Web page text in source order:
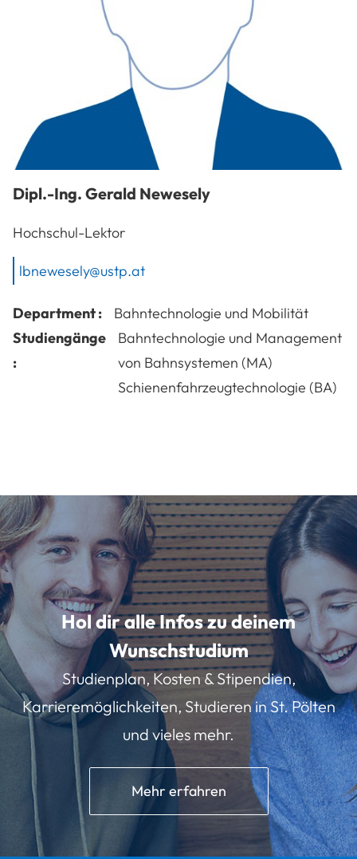
Dipl.-Ing. Gerald Newesely
Hochschul-Lektor
lbnewesely@ustp.at
Department :
Bahntechnologie und Mobilität
Studiengänge
:
Bahntechnologie und Management
von Bahnsystemen (MA)
Schienenfahrzeugtechnologie (BA)
Hol dir alle Infos zu deinem
Wunschstudium
Studienplan, Kosten & Stipendien,
Karrieremöglichkeiten, Studieren in St. Pölten
und vieles mehr.
Mehr erfahren